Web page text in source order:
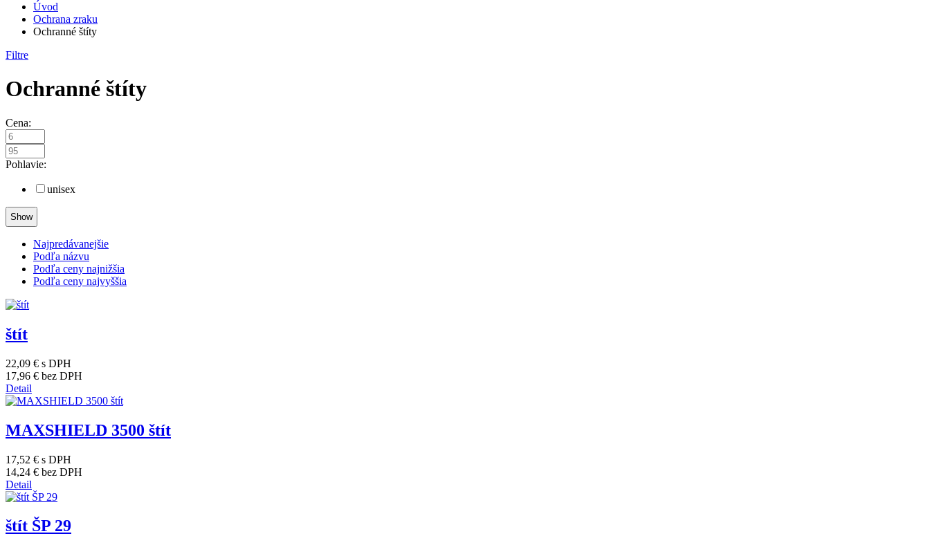
Úvod
Ochrana zraku
Ochranné štíty
Filtre
Ochranné štíty
Cena:
Pohlavie:
unisex
Najpredávanejšie
Podľa názvu
Podľa ceny najnižšia
Podľa ceny najvyššia
štít
22,09 € s DPH
17,96 € bez DPH
Detail
MAXSHIELD 3500 štít
17,52 € s DPH
14,24 € bez DPH
Detail
štít ŠP 29